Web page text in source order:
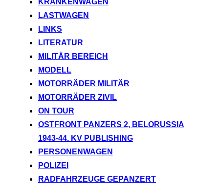
KRANKENWAGEN
LASTWAGEN
LINKS
LITERATUR
MILITÄR BEREICH
MODELL
MOTORRÄDER MILITÄR
MOTORRÄDER ZIVIL
ON TOUR
OSTFRONT PANZERS 2, BELORUSSIA
1943-44. KV PUBLISHING
PERSONENWAGEN
POLIZEI
RADFAHRZEUGE GEPANZERT